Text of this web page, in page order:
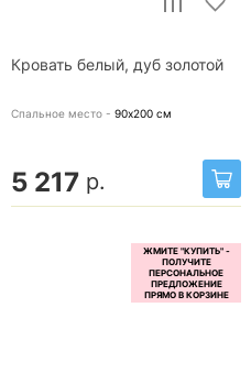
Кровать белый, дуб золотой
Спальное место - 90х200 см
5 217 р.